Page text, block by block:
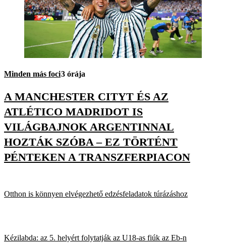
Minden más foci3 órája
A MANCHESTER CITYT ÉS AZ
ATLÉTICO MADRIDOT IS
VILÁGBAJNOK ARGENTINNAL
HOZTÁK SZÓBA – EZ TÖRTÉNT
PÉNTEKEN A TRANSZFERPIACON
Otthon is könnyen elvégezhető edzésfeladatok túrázáshoz
Kézilabda: az 5. helyért folytatják az U18-as fiúk az Eb-n